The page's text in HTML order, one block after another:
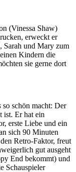
(Vinessa Shaw)
erweckt er
Sarah und Mary zum
Kindern die
sie gerne dort
so schön macht: Der
ist. Er hat ein
erste Liebe und ein
sich 90 Minuten
Retro-Faktor, freut
gut ausgeht
End bekommt) und
Schauspieler